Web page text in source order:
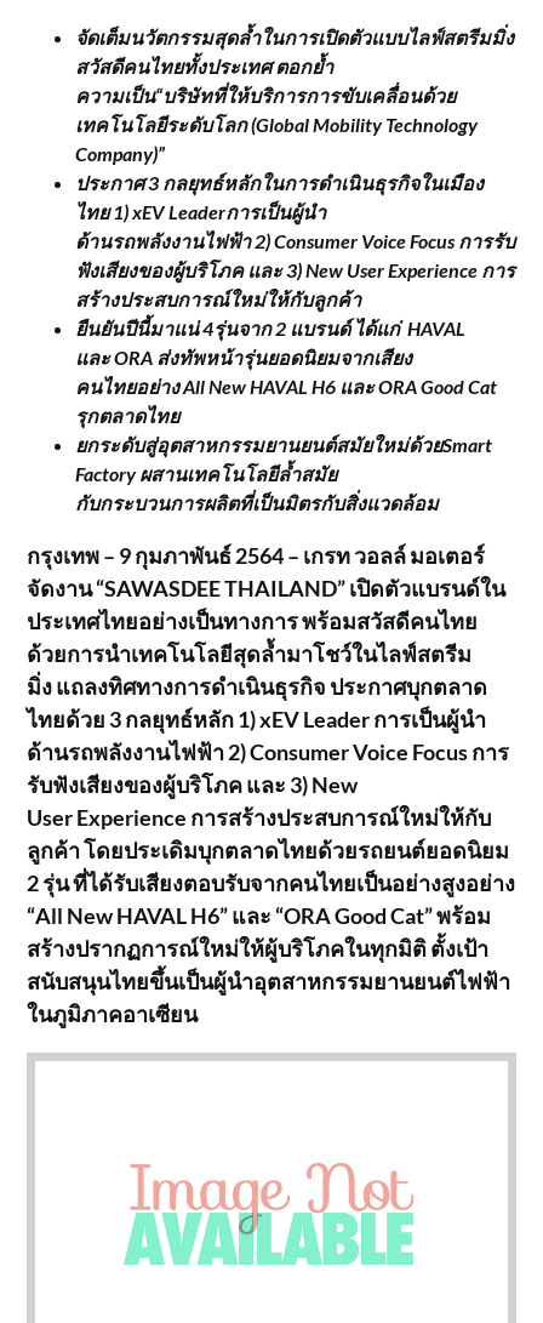
จัดเต็มนวัตกรรมสุดล้ำในการเปิดตัวแบบไลฟ์สตรีมมิ่ง
สวัสดีคนไทยทั้งประเทศตอกย้ำ
ความเป็น“บริษัทที่ให้บริการการขับเคลื่อนด้วย
เทคโนโลยีระดับโลก(Global Mobility Technology
Company)”
ประกาศ3 กลยุทธ์หลักในการดำเนินธุรกิจในเมือง
ไทย1)xEV Leaderการเป็นผู้นำ
ด้านรถพลังงานไฟฟ้า2)Consumer Voice Focus การรับ
ฟังเสียงของผู้บริโภค และ3)New UserExperience การ
สร้างประสบการณ์ใหม่ให้กับลูกค้า
ยืนยันปีนี้มาแน่4รุ่นจาก2 แบรนด์ ได้แก่HAVAL
และORA ส่งทัพหน้ารุ่นยอดนิยมจากเสียง
คนไทยอย่างAll New HAVAL H6 และORA Good Cat
รุกตลาดไทย
ยกระดับสู่อุตสาหกรรมยานยนต์สมัยใหม่ด้วยSmart
Factoryผสานเทคโนโลยีล้ำสมัย
กับกระบวนการผลิตที่เป็นมิตรกับสิ่งแวดล้อม
กรุงเทพ– 9กุมภาพันธ์2564– เกรท วอลล์ มอเตอร์
จัดงาน“SAWASDEE THAILAND”เปิดตัวแบรนด์ใน
ประเทศไทยอย่างเป็นทางการ พร้อมสวัสดีคนไทย
ด้วยการนำเทคโนโลยีสุดล้ำมาโชว์ในไลฟ์สตรีม
มิ่งแถลงทิศทางการดำเนินธุรกิจ ประกาศบุกตลาด
ไทยด้วย 3กลยุทธ์หลัก1)xEV Leaderการเป็นผู้นำ
ด้านรถพลังงานไฟฟ้า2)Consumer Voice Focusการ
รับฟังเสียงของผู้บริโภคและ 3)New
UserExperience การสร้างประสบการณ์ใหม่ให้กับ
ลูกค้าโดยประเดิมบุกตลาดไทยด้วยรถยนต์ยอดนิยม
2รุ่น ที่ได้รับเสียงตอบรับจากคนไทยเป็นอย่างสูงอย่าง
“All New HAVAL H6”และ “ORA Good Cat”พร้อม
สร้างปรากฏการณ์ใหม่ให้ผู้บริโภคในทุกมิติ ตั้งเป้า
สนับสนุนไทยขึ้นเป็นผู้นำอุตสาหกรรมยานยนต์ไฟฟ้า
ในภูมิภาคอาเซียน